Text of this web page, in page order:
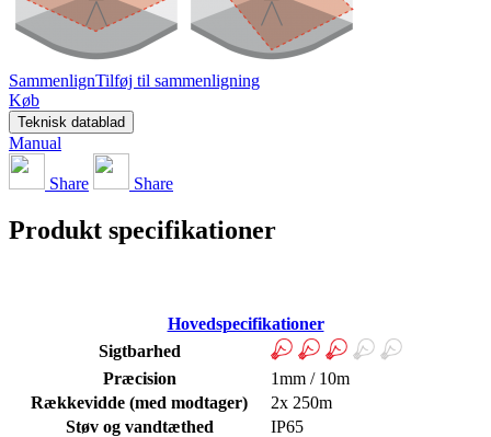
SammenlignTilføj til sammenligning
Køb
Teknisk datablad
Manual
Share Share
Produkt specifikationer
Hovedspecifikationer
Sigtbarhed
Præcision
1mm / 10m
Rækkevidde (med modtager)
2x 250m
Støv og vandtæthed
IP65